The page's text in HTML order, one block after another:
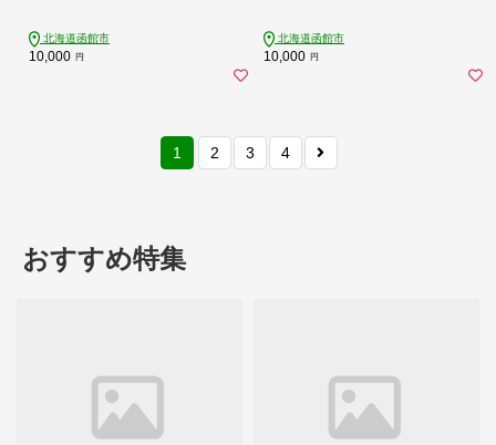
北海道函館市
10,000 円
北海道函館市
10,000 円
1 2 3 4
おすすめ特集